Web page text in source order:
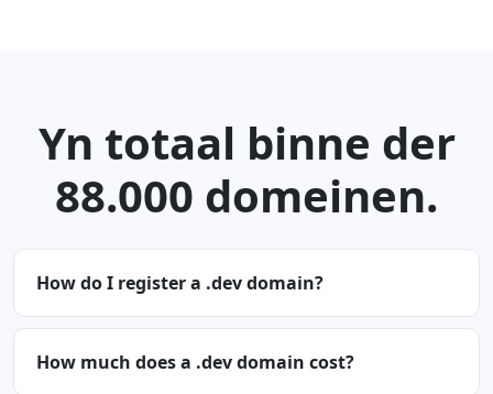
Yn totaal binne der
88.000 domeinen.
How do I register a .dev domain?
How much does a .dev domain cost?